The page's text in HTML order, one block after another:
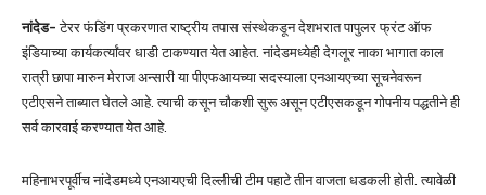
नांदेड- टेरर फंडिंग प्रकरणात राष्ट्रीय तपास संस्थेकडून देशभरात पापुलर फ्रंट ऑफ
इंडियाच्या कार्यकर्त्यांवर धाडी टाकण्यात येत आहेत. नांदेडमध्येही देगलूर नाका भागात काल
रात्री छापा मारुन मेराज अन्सारी या पीएफआयच्या सदस्याला एनआयएच्या सूचनेवरून
एटीएसने ताब्यात घेतले आहे. त्याची कसून चौकशी सुरू असून एटीएसकडून गोपनीय पद्धतीने ही
सर्व कारवाई करण्यात येत आहे.
महिनाभरपूर्वीच नांदेडमध्ये एनआयएची दिल्लीची टीम पहाटे तीन वाजता धडकली होती. त्यावेळी